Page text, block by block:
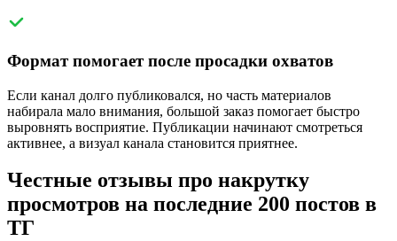
Формат помогает после просадки охватов
Если канал долго публиковался, но часть материалов
набирала мало внимания, большой заказ помогает быстро
выровнять восприятие. Публикации начинают смотреться
активнее, а визуал канала становится приятнее.
Честные отзывы про накрутку
просмотров на последние 200 постов в
ТГ